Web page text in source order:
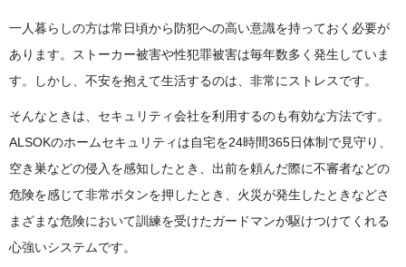
一人暮らしの方は常日頃から防犯への高い意識を持っておく必要が
あります。ストーカー被害や性犯罪被害は毎年数多く発生していま
す。しかし、不安を抱えて生活するのは、非常にストレスです。
そんなときは、セキュリティ会社を利用するのも有効な方法です。
ALSOKのホームセキュリティは自宅を24時間365日体制で見守り、
空き巣などの侵入を感知したとき、出前を頼んだ際に不審者などの
危険を感じて非常ボタンを押したとき、火災が発生したときなどさ
まざまな危険において訓練を受けたガードマンが駆けつけてくれる
心強いシステムです。